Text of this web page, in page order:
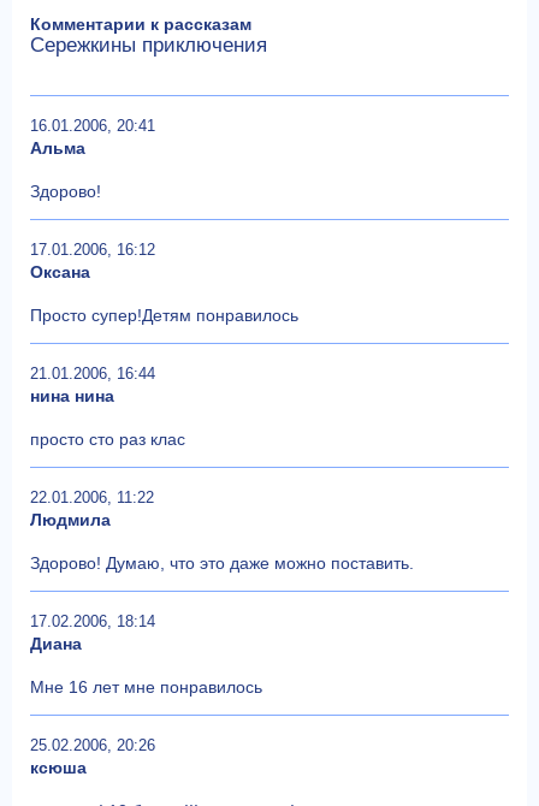
Комментарии к рассказам
Сережкины приключения
16.01.2006, 20:41
Альма
Здорово!
17.01.2006, 16:12
Оксана
Просто супер!Детям понравилось
21.01.2006, 16:44
нина нина
просто сто раз клас
22.01.2006, 11:22
Людмила
Здорово! Думаю, что это даже можно поставить.
17.02.2006, 18:14
Диана
Мне 16 лет мне понравилось
25.02.2006, 20:26
ксюша